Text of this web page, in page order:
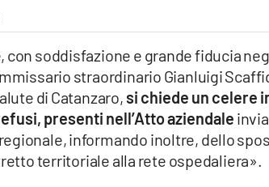
con soddisfazione e grande fiducia
straordinario Gianluigi
di Catanzaro, si chiede un celere
presenti nell’Atto aziendale
informando inoltre, dello
territoriale alla rete ospedaliera».